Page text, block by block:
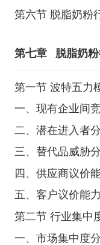
第六节 脱脂奶粉
第七章 脱脂奶
第一节 波特五力
一、现有企业间
二、潜在进入者
三、替代品威胁
四、供应商议价
五、客户议价能力
第二节 行业集中
一、市场集中度